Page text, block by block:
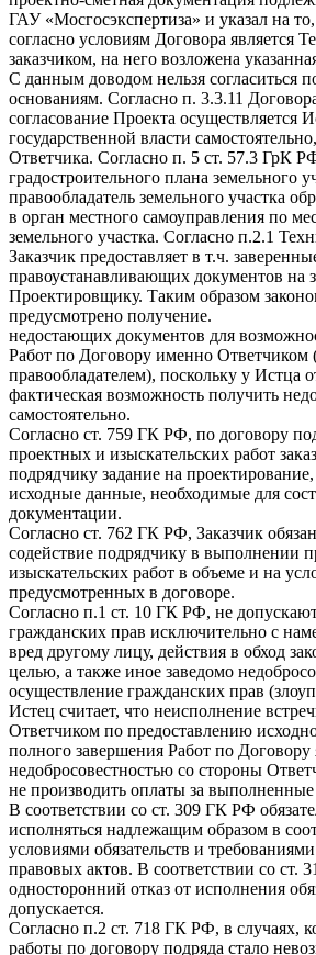
ГАУ «Мосгосэкспертиза» и указал на
согласно условиям Договора является
заказчиком, на него возложена
С данным доводом нельзя согласиться
основаниям. Согласно п. 3.3.11
согласование Проекта осуществляется
государственной власти
Ответчика. Согласно п. 5 ст. 57.3 ГрК
градостроительного плана земельного
правообладатель земельного участка
в орган местного самоуправления по
земельного участка. Согласно п.2.1
Заказчик предоставляет в т.ч.
правоустанавливающих документов на
Проектировщику. Таким образом
предусмотрено получение.
недостающих документов для
Работ по Договору именно Ответчиком
правообладателем), поскольку у Истца
фактическая возможность получить
самостоятельно.
Согласно ст. 759 ГК РФ, по договору
проектных и изыскательских работ
подрядчику задание на
исходные данные, необходимые для
документации.
Согласно ст. 762 ГК РФ, Заказчик
содействие подрядчику в выполнении
изыскательских работ в объеме и на
предусмотренных в договоре.
Согласно п.1 ст. 10 ГК РФ, не
гражданских прав исключительно с
вред другому лицу, действия в обход
целью, а также иное заведомо
осуществление гражданских прав
Истец считает, что неисполнение
Ответчиком по предоставлению
полного завершения Работ по Договору
недобросовестностью со стороны
не производить оплаты за
В соответствии со ст. 309 ГК РФ
исполняться надлежащим образом в
условиями обязательств и
правовых актов. В соответствии со ст.
односторонний отказ от исполнения
допускается.
Согласно п.2 ст. 718 ГК РФ, в случаях,
работы по договору подряда стало